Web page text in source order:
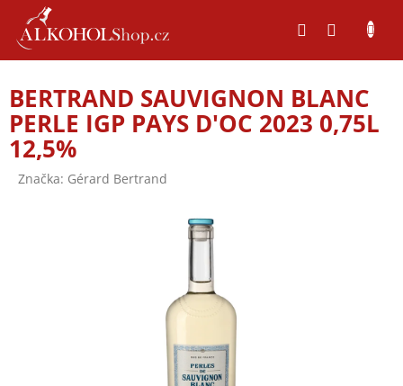
obsah
BERTRAND SAUVIGNON BLANC
PERLE IGP PAYS D'OC 2023 0,75L
12,5%
Značka: Gérard Bertrand